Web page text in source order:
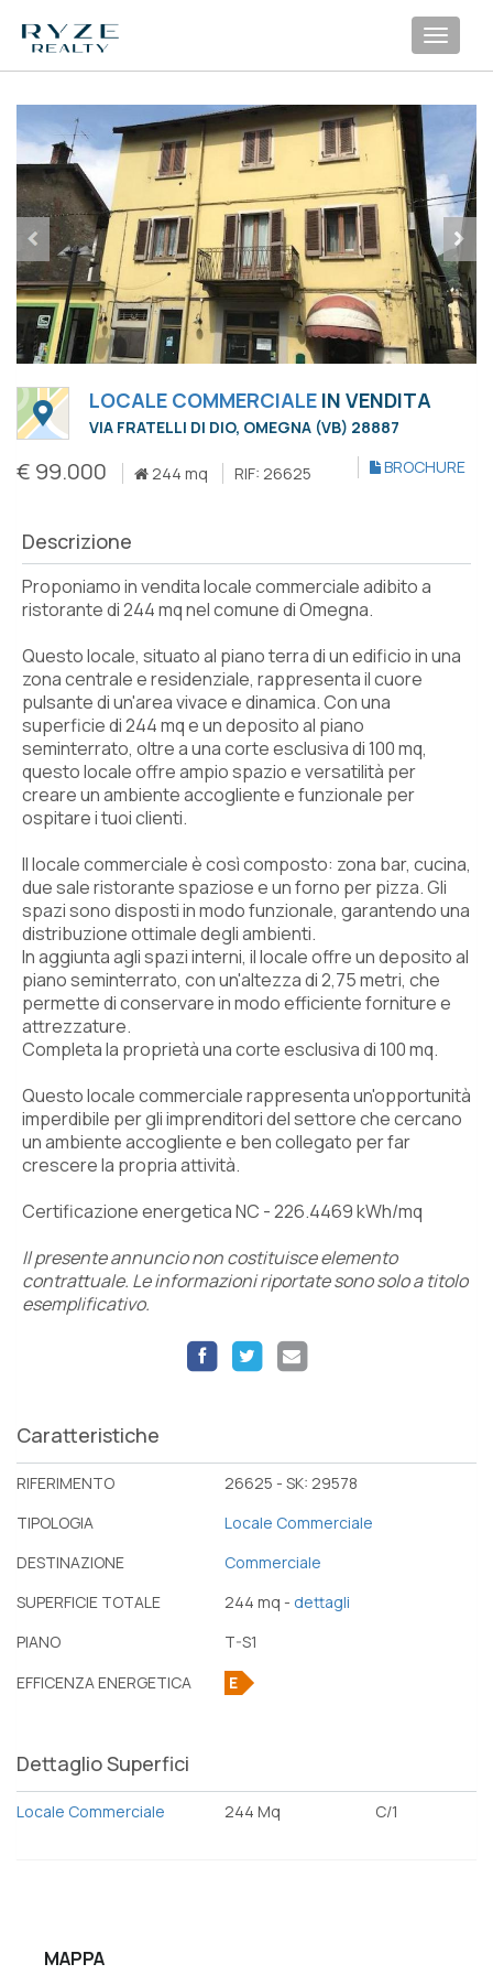
LOCALE COMMERCIALE IN VENDITA
VIA FRATELLI DI DIO, OMEGNA (VB) 28887
€ 99.000 244 mq RIF: 26625 BROCHURE
Descrizione
Proponiamo in vendita locale commerciale adibito a
ristorante di 244 mq nel comune di Omegna.
Questo locale, situato al piano terra di un edificio in una
zona centrale e residenziale, rappresenta il cuore
pulsante di un'area vivace e dinamica. Con una
superficie di 244 mq e un deposito al piano
seminterrato, oltre a una corte esclusiva di 100 mq,
questo locale offre ampio spazio e versatilità per
creare un ambiente accogliente e funzionale per
ospitare i tuoi clienti.
Il locale commerciale è così composto: zona bar, cucina,
due sale ristorante spaziose e un forno per pizza. Gli
spazi sono disposti in modo funzionale, garantendo una
distribuzione ottimale degli ambienti.
In aggiunta agli spazi interni, il locale offre un deposito al
piano seminterrato, con un'altezza di 2,75 metri, che
permette di conservare in modo efficiente forniture e
attrezzature.
Completa la proprietà una corte esclusiva di 100 mq.
Questo locale commerciale rappresenta un'opportunità
imperdibile per gli imprenditori del settore che cercano
un ambiente accogliente e ben collegato per far
crescere la propria attività.
Certificazione energetica NC - 226.4469 kWh/mq
Il presente annuncio non costituisce elemento
contrattuale. Le informazioni riportate sono solo a titolo
esemplificativo.
Caratteristiche
RIFERIMENTO
26625 - SK: 29578
TIPOLOGIA
Locale Commerciale
DESTINAZIONE
Commerciale
SUPERFICIE TOTALE
244 mq - dettagli
PIANO
T-S1
EFFICENZA ENERGETICA
E
Dettaglio Superfici
Locale Commerciale 244 Mq C/1
MAPPA